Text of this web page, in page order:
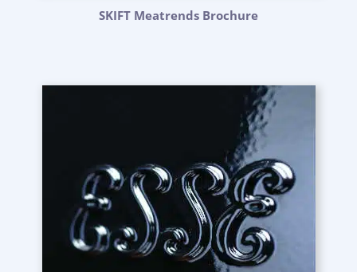
SKIFT Meatrends Brochure